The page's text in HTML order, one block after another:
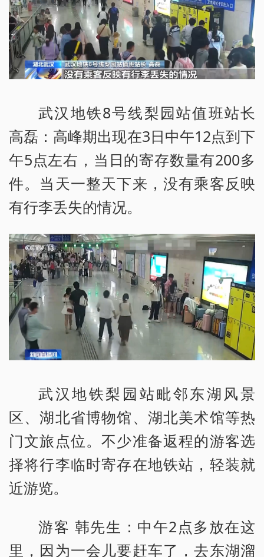
武汉地铁8号线梨园站值班站长
高磊：高峰期出现在3日中午12点到下
午5点左右，当日的寄存数量有200多
件。当天一整天下来，没有乘客反映
有行李丢失的情况。
武汉地铁梨园站毗邻东湖风景
区、湖北省博物馆、湖北美术馆等热
门文旅点位。不少准备返程的游客选
择将行李临时寄存在地铁站，轻装就
近游览。
游客 韩先生：中午2点多放在这
里，因为一会儿要赶车了，去东湖溜